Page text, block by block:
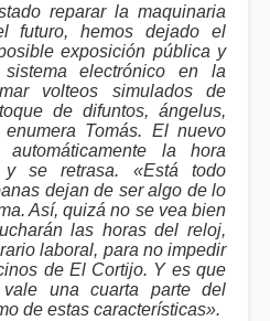
reparar la maquinaria
futuro, hemos dejado el
exposición pública y
electrónico en la
volteos simulados de
de difuntos, ángelus,
enumera Tomás. El nuevo
la hora
se retrasa. «Está todo
dejan de ser algo de lo
Así, quizá no se vea bien
las horas del reloj,
laboral, para no impedir
de El Cortijo. Y es que
una cuarta parte del
de estas características».